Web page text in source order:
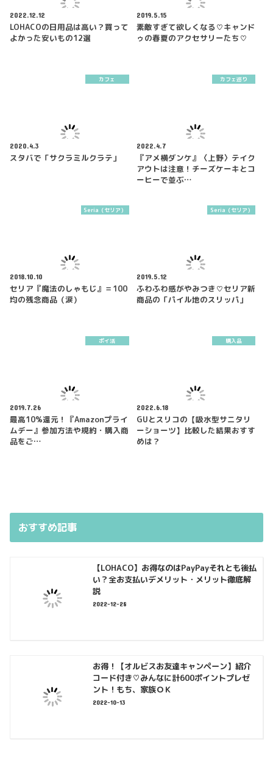
2022.12.12
LOHACOの日用品は高い？買って
よかった安いもの12選
2019.5.15
素敵すぎて欲しくなる♡キャンド
ゥの春夏のアクセサリーたち♡
カフェ
2020.4.3
スタバで「サクラミルクラテ」
カフェ巡り
2022.4.7
『アメ横ダンケ』〈上野〉テイク
アウトは注意！チーズケーキとコ
ーヒーで並ぶ…
Seria（セリア）
2018.10.10
セリア『魔法のしゃもじ』＝100
均の残念商品（涙）
Seria（セリア）
2019.5.12
ふわふわ感がやみつき♡セリア新
商品の「パイル地のスリッパ」
ポイ活
2019.7.26
最高10%還元！『Amazonプライ
ムデー』参加方法や規約・購入商
品をご…
購入品
2022.6.18
GUとスリコの【吸水型サニタリ
ーショーツ】比較した結果おすす
めは？
おすすめ記事
【LOHACO】お得なのはPayPayそれとも後払
い？全お支払いデメリット・メリット徹底解
説
2022-12-28
お得！【オルビスお友達キャンペーン】紹介
コード付き♡みんなに計600ポイントプレゼ
ント！もち、家族ＯＫ
2022-10-13